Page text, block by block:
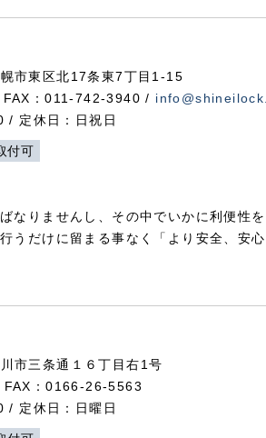
市東区北17条東7丁目1-15
：011-742-3940 /
/ 定休日：日祝日
付可
なりませんし、その中でいかに利便性
うだけに留まる事なく「より安全、安
市三条通１６丁目右1号
：0166-26-5563
/ 定休日：日曜日